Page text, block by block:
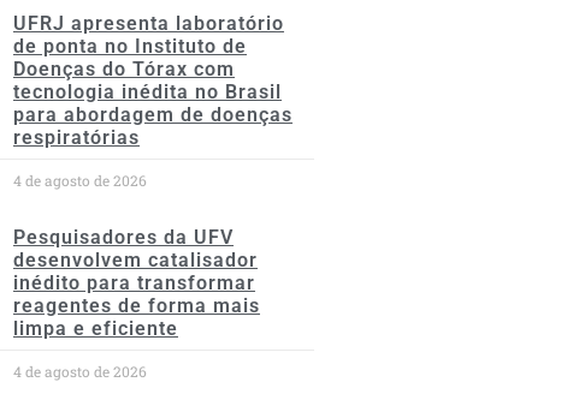
UFRJ apresenta laboratório
de ponta no Instituto de
Doenças do Tórax com
tecnologia inédita no Brasil
para abordagem de doenças
respiratórias
4 de agosto de 2026
Pesquisadores da UFV
desenvolvem catalisador
inédito para transformar
reagentes de forma mais
limpa e eficiente
4 de agosto de 2026